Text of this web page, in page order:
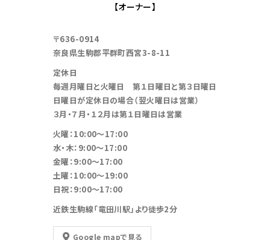
〒636-0914
奈良県生駒郡平群町西宮3-8-11
定休日
毎週月曜日と火曜日 第１日曜日と第３日曜日
日曜日が定休日の場合（翌火曜日は営業）
３月・７月・１２月は第１日曜日は営業
火曜：10:00～17:00
水・木：9:00～17:00
金曜：9:00～17:00
土曜：10:00～19:00
日祝：9:00～17:00
近鉄生駒線「竜田川駅」より徒歩2分
Google mapで見る
【オーナー】